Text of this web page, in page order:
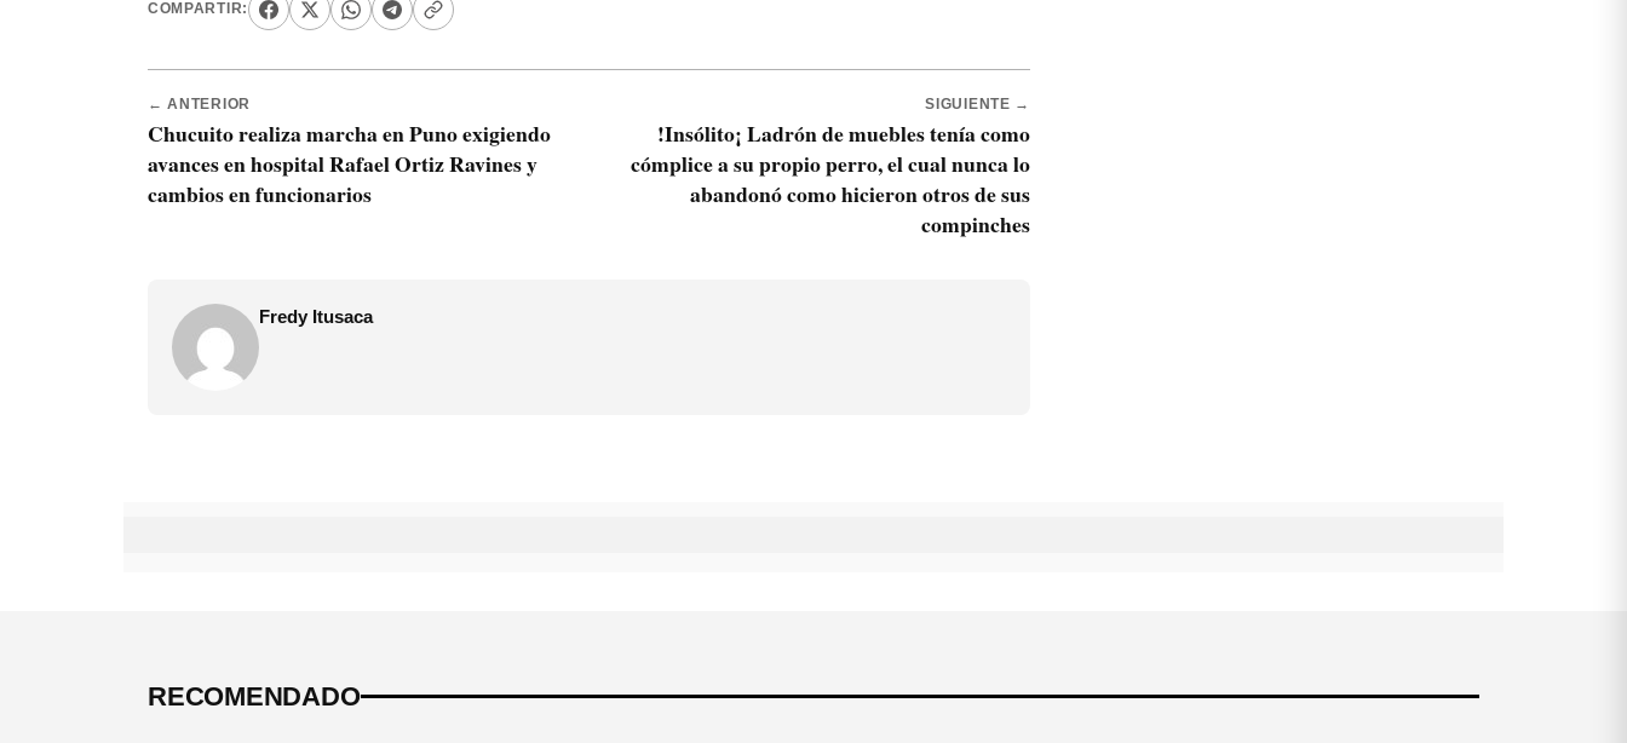
COMPARTIR:
← ANTERIOR
Chucuito realiza marcha en Puno exigiendo
avances en hospital Rafael Ortiz Ravines y
cambios en funcionarios
SIGUIENTE →
!Insólito¡ Ladrón de muebles tenía como
cómplice a su propio perro, el cual nunca lo
abandonó como hicieron otros de sus
compinches
Fredy Itusaca
RECOMENDADO